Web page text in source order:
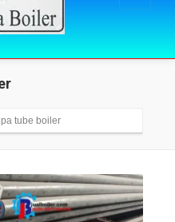
tube boiler